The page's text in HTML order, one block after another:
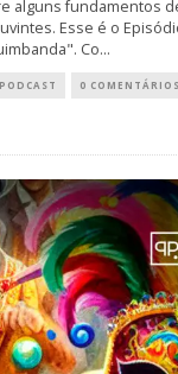
alguns fundamentos
Esse é o
Co...
PODCAST 0 COMENTÁRIOS